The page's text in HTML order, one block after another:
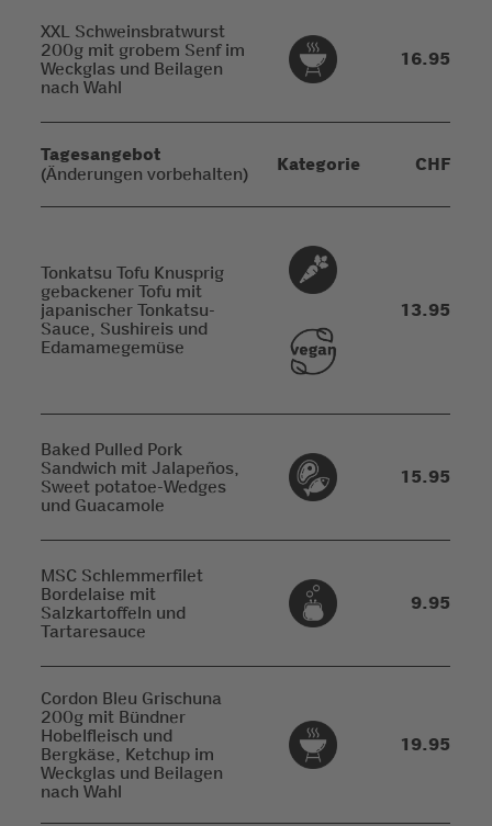
XXL Schweinsbratwurst
200g mit grobem Senf im
Weckglas und Beilagen
nach Wahl
16.95
Tagesangebot
(Änderungen vorbehalten) Kategorie CHF
Tonkatsu Tofu Knusprig
gebackener Tofu mit
japanischer Tonkatsu-
Sauce, Sushireis und
Edamamegemüse
13.95
Baked Pulled Pork
Sandwich mit Jalapeños,
Sweet potatoe-Wedges
und Guacamole
15.95
MSC Schlemmerfilet
Bordelaise mit
Salzkartoffeln und
Tartaresauce
9.95
Cordon Bleu Grischuna
200g mit Bündner
Hobelfleisch und
Bergkäse, Ketchup im
Weckglas und Beilagen
nach Wahl
19.95